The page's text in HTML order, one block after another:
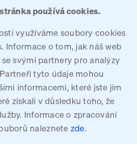
používá cookies.
využíváme soubory cookies
Informace o tom, jak náš web
svými partnery pro analýzy
tyto údaje mohou
informacemi, které jste jim
získali v důsledku toho, že
Informace o zpracování
naleznete zde.